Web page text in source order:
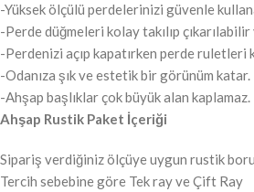
-Yüksek ölçülü perdelerinizi güvenle
-Perde düğmeleri kolay takılıp
-Perdenizi açıp kapatırken perde
-Odanıza şık ve estetik bir görünüm katar.
-Ahşap başlıklar çok büyük alan
Ahşap Rustik Paket İçeriği
Sipariş verdiğiniz ölçüye uygun rustik
Tercih sebebine göre Tek ray ve Çift Ray